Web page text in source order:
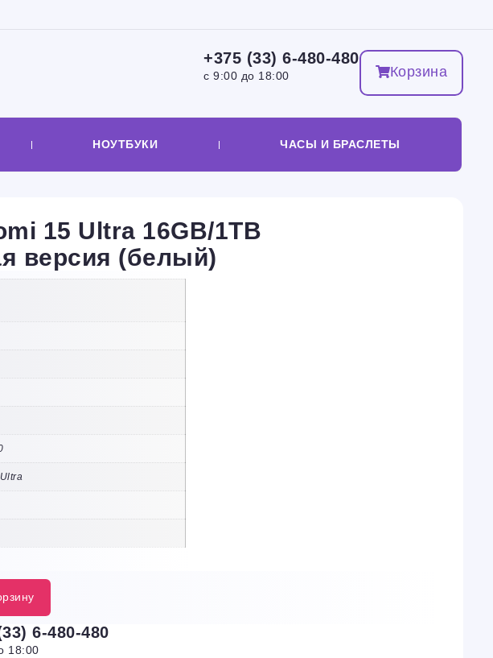
+375 (33) 6-480-480
с 9:00 до 18:00 Корзина
НОУТБУКИ ЧАСЫ И БРАСЛЕТЫ
15 Ultra 16GB/1TB
версия (белый)
6-480-480
18:00